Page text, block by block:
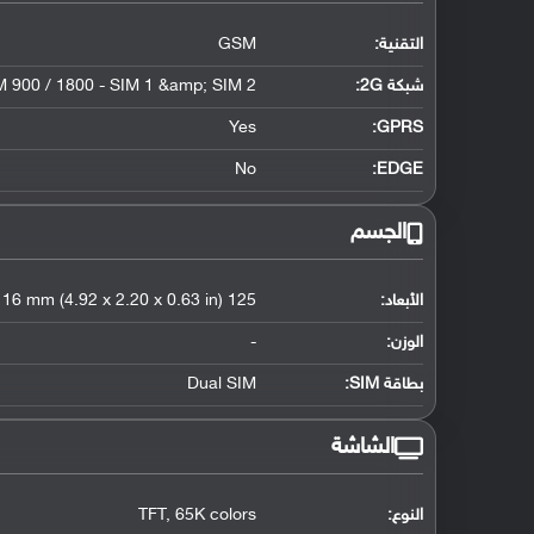
التقنية: GSM
شبكة 2G: 900 / 1800 - SIM 1 &amp; SIM 2
GPRS:
Yes
EDGE:
No
الجسم
الأبعاد: 125 x 56 x 16 mm (4.92 x 2.20 x 0.63 in)
الوزن: -
بطاقة SIM: Dual SIM
الشاشة
النوع: TFT, 65K colors